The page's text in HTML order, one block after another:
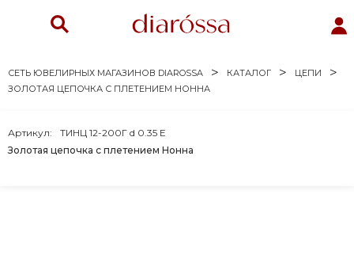
СЕТЬ ЮВЕЛИРНЫХ МАГАЗИНОВ DIAROSSA КАТАЛОГ
ЦЕПИ
ЗОЛОТАЯ ЦЕПОЧКА С ПЛЕТЕНИЕМ НОННА
Золотая цепочка с плетением Нонна
Артикул: ТИНЦ 12-200Г d 0.35 Е